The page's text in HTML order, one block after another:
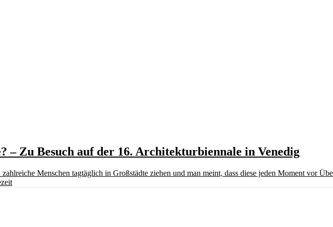
– Zu Besuch auf der 16. Architekturbiennale in Venedig
Menschen tagtäglich in Großstädte ziehen und man meint, dass diese jeden Moment vor